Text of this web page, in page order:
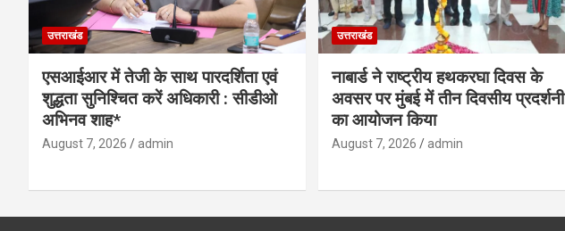
उत्तराखंड
एसआईआर में तेजी के साथ पारदर्शिता एवं
शुद्धता सुनिश्चित करें अधिकारी : सीडीओ
अभिनव शाह*
August 7, 2026 admin
उत्तराखंड
नाबार्ड ने राष्ट्रीय हथकरघा दिवस के
अवसर पर मुंबई में तीन दिवसीय प्रदर्शनी
का आयोजन किया
August 7, 2026 admin